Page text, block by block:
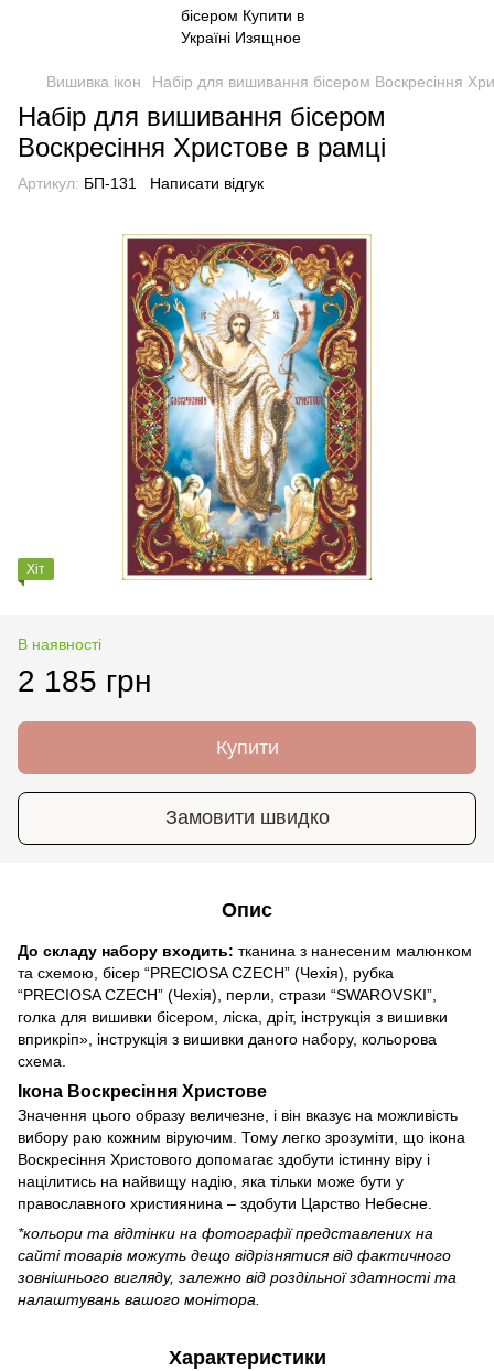
Вишивка ікон Набір для вишивання бісером Воскресіння
Набір для вишивання бісером
Воскресіння Христове в рамці
Артикул: БП-131 Написати відгук
Хіт
В наявності
2 185 грн
Купити
Замовити швидко
Опис
До складу набору входить: тканина з нанесеним малюнком
та схемою, бісер “PRECIOSA CZECH” (Чехія), рубка
“PRECIOSA CZECH” (Чехія), перли, стрази “SWAROVSKI”,
голка для вишивки бісером, ліска, дріт, інструкція з вишивки
вприкріп», інструкція з вишивки даного набору, кольорова
схема.
Ікона Воскресіння Христове
Значення цього образу величезне, і він вказує на можливість
вибору раю кожним віруючим. Тому легко зрозуміти, що ікона
Воскресіння Христового допомагає здобути істинну віру і
націлитись на найвищу надію, яка тільки може бути у
православного християнина – здобути Царство Небесне.
*кольори та відтінки на фотографії представлених на
сайті товарів можуть дещо відрізнятися від фактичного
зовнішнього вигляду, залежно від роздільної здатності та
налаштувань вашого монітора.
Характеристики